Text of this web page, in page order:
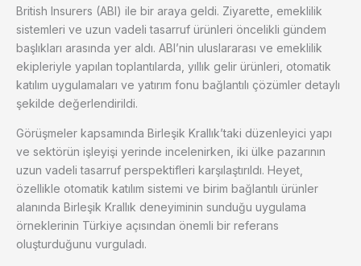
British Insurers (ABI) ile bir araya geldi. Ziyarette, emeklilik
sistemleri ve uzun vadeli tasarruf ürünleri öncelikli gündem
başlıkları arasında yer aldı. ABI’nin uluslararası ve emeklilik
ekipleriyle yapılan toplantılarda, yıllık gelir ürünleri, otomatik
katılım uygulamaları ve yatırım fonu bağlantılı çözümler detaylı
şekilde değerlendirildi.
Görüşmeler kapsamında Birleşik Krallık’taki düzenleyici yapı
ve sektörün işleyişi yerinde incelenirken, iki ülke pazarının
uzun vadeli tasarruf perspektifleri karşılaştırıldı. Heyet,
özellikle otomatik katılım sistemi ve birim bağlantılı ürünler
alanında Birleşik Krallık deneyiminin sunduğu uygulama
örneklerinin Türkiye açısından önemli bir referans
oluşturduğunu vurguladı.